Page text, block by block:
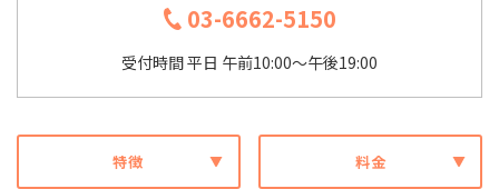
03-6662-5150
受付時間 平日 午前10:00～午後19:00
特徴 料金